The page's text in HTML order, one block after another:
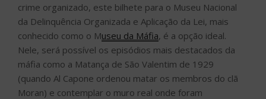
crime organizado, este bilhete para o Museu Nacional
da Delinquência Organizada e Aplicação da Lei, mais
conhecido como o Museu da Máfia, é a opção ideal.
Nele, será possível os episódios mais destacados da
máfia como a Matança de São Valentim de 1929
(quando Al Capone ordenou matar os membros do clã
Moran) e contemplar o muro real onde foram